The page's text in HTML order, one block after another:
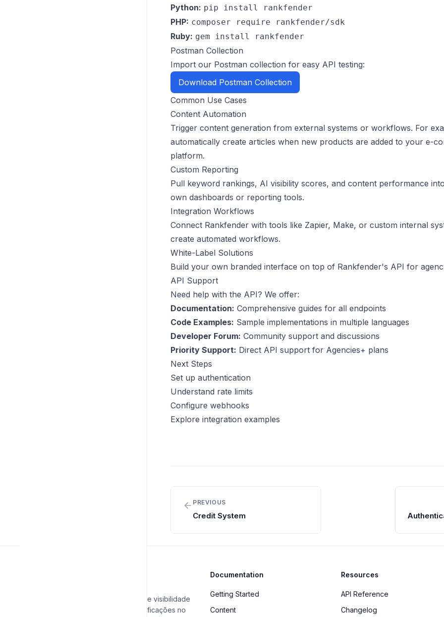
Python: pip install rankfender
PHP: composer require rankfender/sdk
Ruby: gem install rankfender
Postman Collection
Import our Postman collection for easy API testing:
Download Postman Collection
Common Use Cases
Content Automation
Trigger content generation from external systems or workflows. For
automatically create articles when new products are added to your e-
platform.
Custom Reporting
Pull keyword rankings, AI visibility scores, and content performance
own dashboards or reporting tools.
Integration Workflows
Connect Rankfender with tools like Zapier, Make, or custom internal
create automated workflows.
White-Label Solutions
Build your own branded interface on top of Rankfender's API for
API Support
Need help with the API? We offer:
Documentation: Comprehensive guides for all endpoints
Code Examples: Sample implementations in multiple languages
Developer Forum: Community support and discussions
Priority Support: Direct API support for Agencies+ plans
Next Steps
Set up authentication
Understand rate limits
Configure webhooks
Explore integration examples
PREVIOUS
Credit System
Automatize seu SEO e visibilidade
em IA. Rastreie classificações no
Documentation
Getting Started
Content
Resources
API Reference
Changelog